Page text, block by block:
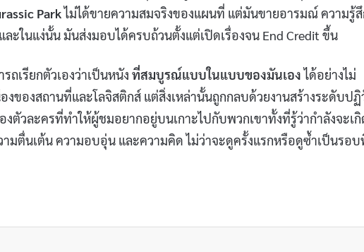
Parkไม่ได้ขายความสมจริงของแผนที่ แต่มันขายอารมณ์ ความรู้
ะในแง่นั้น มันส่งมอบได้ครบถ้วนตั้งแต่เปิดเรื่องจน End Credit ขึ้น
ถเรียกตัวเองว่าเป็นหนัง ที่สมบูรณ์แบบในแบบของมันเองได้อย่างไม่
ของสถานที่และโลจิสติกส์ แต่สิ่งเหล่านั้นถูกกลบด้วยงานสร้างระดับปฏิ
งตัวละครที่ทำให้ผู้ชมอยากอยู่บนเกาะไปกับพวกเขาทั้งที่รู้ว่ากำลังจะเ
ามตื่นเต้น ความอบอุ่น และความคิด ไม่ว่าจะดูครั้งแรกหรือดูซ้ำเป็นรอบ